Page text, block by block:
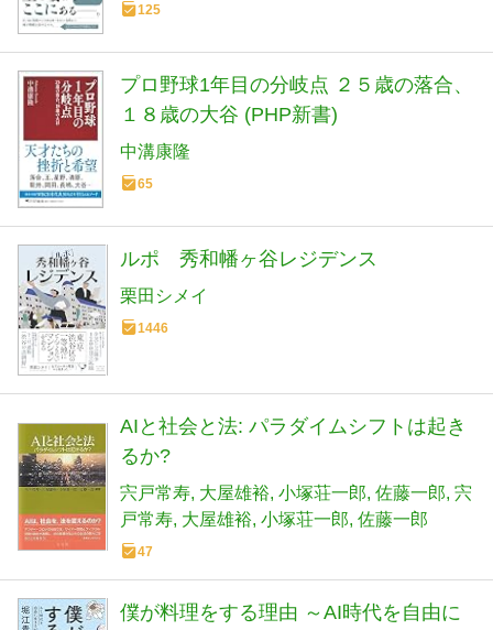
125
プロ野球1年目の分岐点 ２５歳の落合、
１８歳の大谷 (PHP新書)
中溝康隆
65
ルポ 秀和幡ヶ谷レジデンス
栗田シメイ
1446
AIと社会と法: パラダイムシフトは起き
るか?
宍戸常寿 大屋雄裕 小塚荘一郎 佐藤一郎 宍
戸常寿 大屋雄裕 小塚荘一郎 佐藤一郎
47
僕が料理をする理由 ～AI時代を自由に